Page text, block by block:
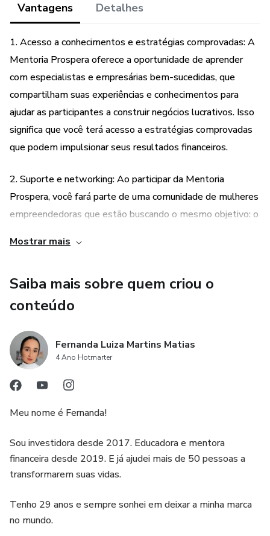
Curso: Investindo com segurança
Curso: Renda extra com doces workshop de brownie
Desafio seus sonhos tem pressa - aulas e apostila
Grupo de estudos: Os mistérios da liberdade e do sucesso
Mais que uma mentoria, podemos dizer que o prospera é
uma sociedade de mulheres que se unem para conquistar a
Vantagens Detalhes
1. Acesso a conhecimentos e estratégias comprovadas: A
Mentoria Prospera oferece a oportunidade de aprender
com especialistas e empresárias bem-sucedidas, que
compartilham suas experiências e conhecimentos para
ajudar as participantes a construir negócios lucrativos. Isso
significa que você terá acesso a estratégias comprovadas
que podem impulsionar seus resultados financeiros.
2. Suporte e networking: Ao participar da Mentoria
Prospera, você fará parte de uma comunidade de mulheres
empreendedoras que estão buscando o mesmo objetivo: o
oportunidade de se conectar com outras empresárias,
O networking é uma vantagem importante, pois pode abrir
portas para parcerias, colaborações e oportunidades de
3. Plano de negócio personalizado: Uma das vantagens da
Mentoria Prospera é a criação de um plano de negócio
personalizado. Isso significa que você receberá orientações
plano de negócio bem estruturado é fundamental para o
sucesso empresarial, pois ajuda a definir as ações
necessárias para alcançar os resultados desejados.
4. Aulas ao vivo e interativas: A Mentoria Prospera oferece
aulas ao vivo e interativas, o que significa que você terá a
Mostrar mais
Saiba mais sobre quem criou o
conteúdo
Fernanda Luiza Martins Matias
4 Ano Hotmarter
Meu nome é Fernanda!
Sou investidora desde 2017. Educadora e mentora
financeira desde 2019. E já ajudei mais de 50 pessoas a
transformarem suas vidas.
Tenho 29 anos e sempre sonhei em deixar a minha marca
no mundo.